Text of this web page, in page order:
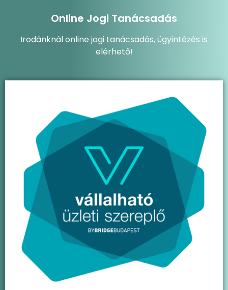
Online Jogi Tanácsadás
Irodánknál online jogi tanácsadás, ügyintézés is
elérhető!